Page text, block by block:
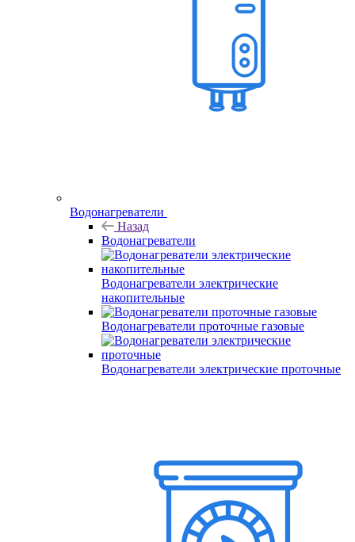
Водонагреватели
Назад
Водонагреватели
Водонагреватели электрические
накопительные
Водонагреватели проточные газовые
Водонагреватели электрические проточные